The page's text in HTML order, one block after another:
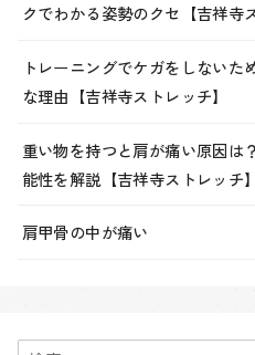
クでわかる姿勢のクセ【吉祥寺
トレーニングでケガをしない
な理由【吉祥寺ストレッチ】
重い物を持つと肩が痛い原因は
能性を解説【吉祥寺ストレッチ】
肩甲骨の中が痛い